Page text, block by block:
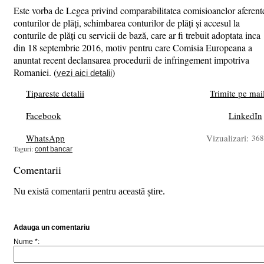
Este vorba de Legea privind comparabilitatea comisioanelor
conturilor de plăți, schimbarea conturilor de plăți și accesul la
conturile de plăți cu servicii de bază, care ar fi trebuit adoptata inca
din 18 septembrie 2016, motiv pentru care Comisia Europeana a
anuntat recent declansarea procedurii de infringement impotriva
Romaniei. (vezi aici detalii)
Tipareste detalii
Trimite pe
Facebook
LinkedIn
WhatsApp
Vizualizari:
Taguri: cont bancar
Comentarii
Nu există comentarii pentru această știre.
Adauga un comentariu
Nume *: